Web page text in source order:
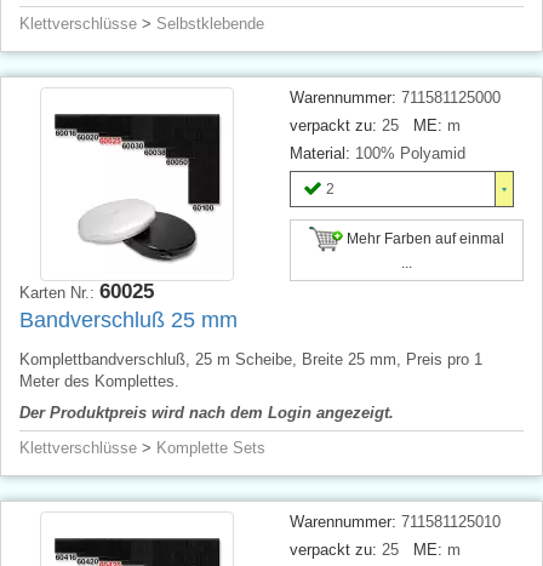
Klettverschlüsse > Selbstklebende
Warennummer: 711581125000
verpackt zu: 25 ME: m
Material: 100% Polyamid
2
Mehr Farben auf einmal
Karten Nr.: 60025
Bandverschluß 25 mm
Komplettbandverschluß, 25 m Scheibe, Breite 25 mm, Preis pro 1
Meter des Komplettes.
Der Produktpreis wird nach dem Login angezeigt.
Klettverschlüsse > Komplette Sets
Warennummer: 711581125010
verpackt zu: 25 ME: m